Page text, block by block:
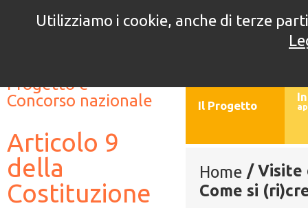
4°
Progetto e
Concorso nazionale
Articolo 9
della
Costituzione
Il Progetto
Home /Visite
Come si
Utilizziamo i cookie, anche di terze